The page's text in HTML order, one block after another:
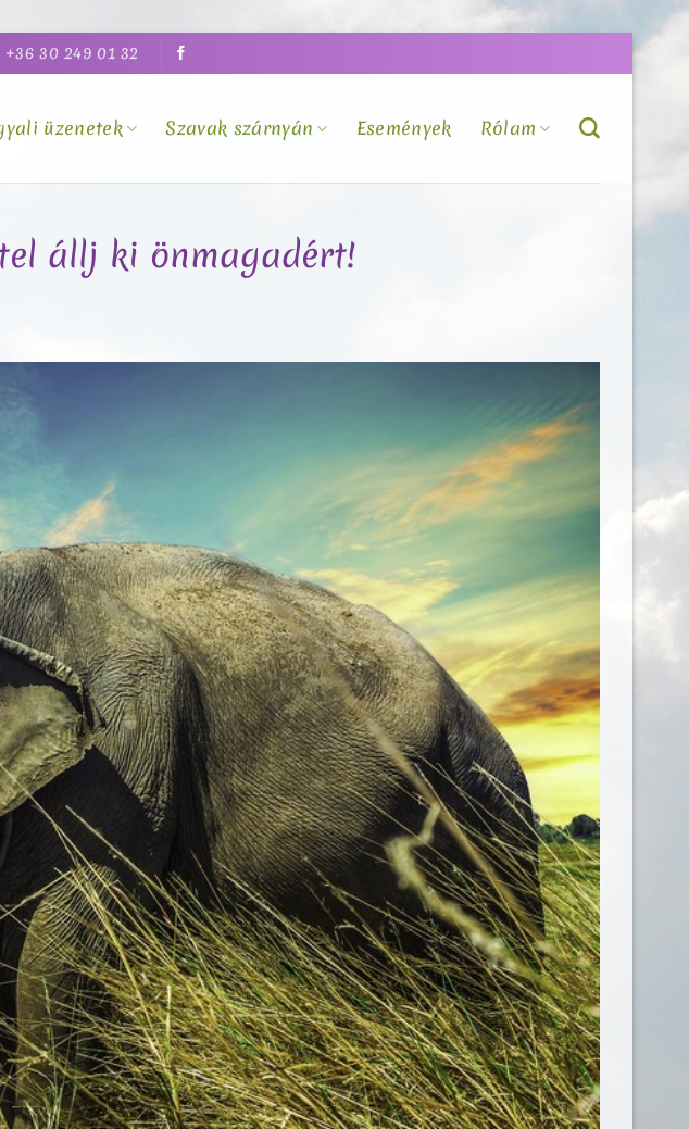
+36 30 249 01 32
üzenetek Szavak szárnyán Események Rólam
állj ki önmagadért!